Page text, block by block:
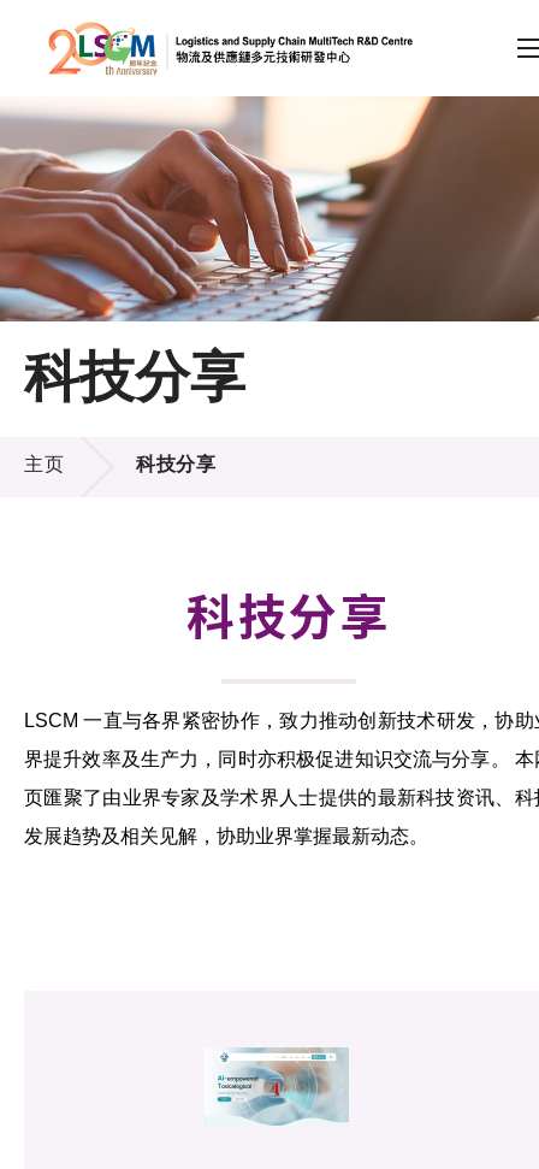
跳到内容（按回车键）
会员登录
A EN 繁 简
主页
关于LSCM
技术商品化
科技分享
科技分享
主页 科技分享
科技分享
LSCM 一直与各界紧密协作，致力推动创新技术研发，协助
界提升效率及生产力，同时亦积极促进知识交流与分享。 本
页匯聚了由业界专家及学术界人士提供的最新科技资讯、科
发展趋势及相关见解，协助业界掌握最新动态。